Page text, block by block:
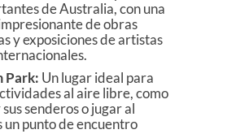
de Australia, con una
de obras
y exposiciones de artistas
Park: Un lugar ideal para
al aire libre, como
senderos o jugar al
un punto de encuentro